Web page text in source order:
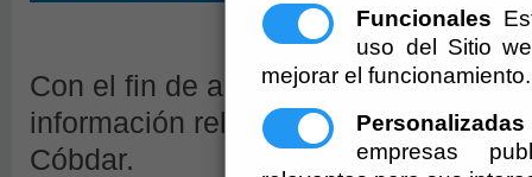
Funcionales
uso del Sitio
mejorar el funcionamiento.
Personalizadas
empresas
Con el fin de asegurar la
información relativa a la actividad
Cóbdar.